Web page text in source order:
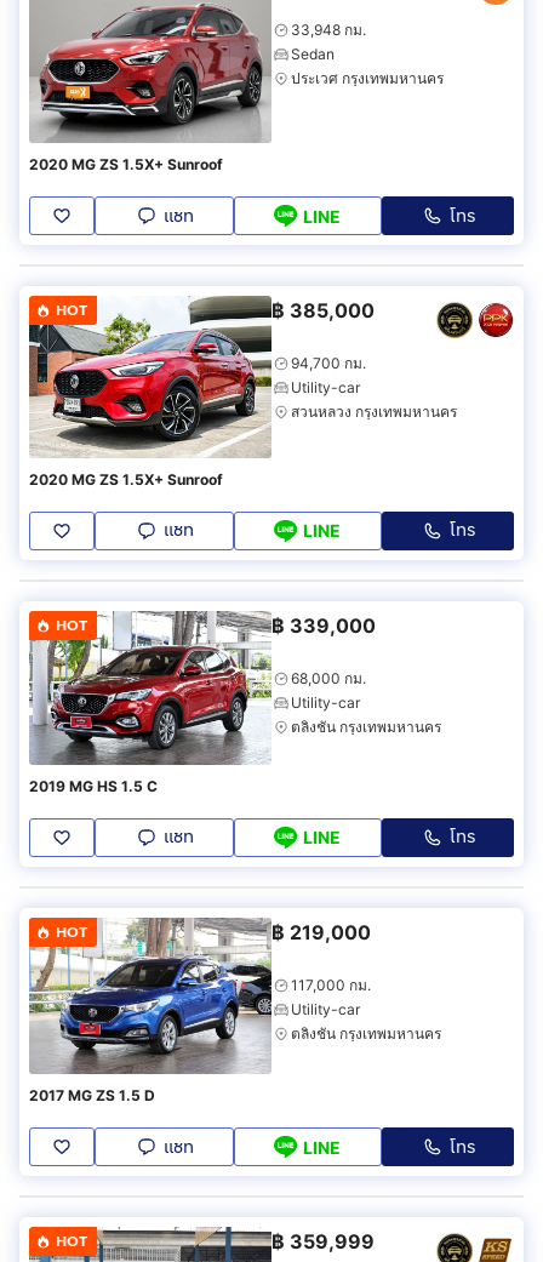
33,948 กม.
Sedan
ประเวศ กรุงเทพมหานคร
2020 MG ZS 1.5X+ Sunroof
แชท LINE โทร
HOT ฿ 385,000
94,700 กม.
Utility-car
สวนหลวง กรุงเทพมหานคร
2020 MG ZS 1.5X+ Sunroof
แชท LINE โทร
HOT ฿ 339,000
68,000 กม.
Utility-car
ตลิ่งชัน กรุงเทพมหานคร
2019 MG HS 1.5 C
แชท LINE โทร
HOT ฿ 219,000
117,000 กม.
Utility-car
ตลิ่งชัน กรุงเทพมหานคร
2017 MG ZS 1.5 D
แชท LINE โทร
HOT ฿ 359,999